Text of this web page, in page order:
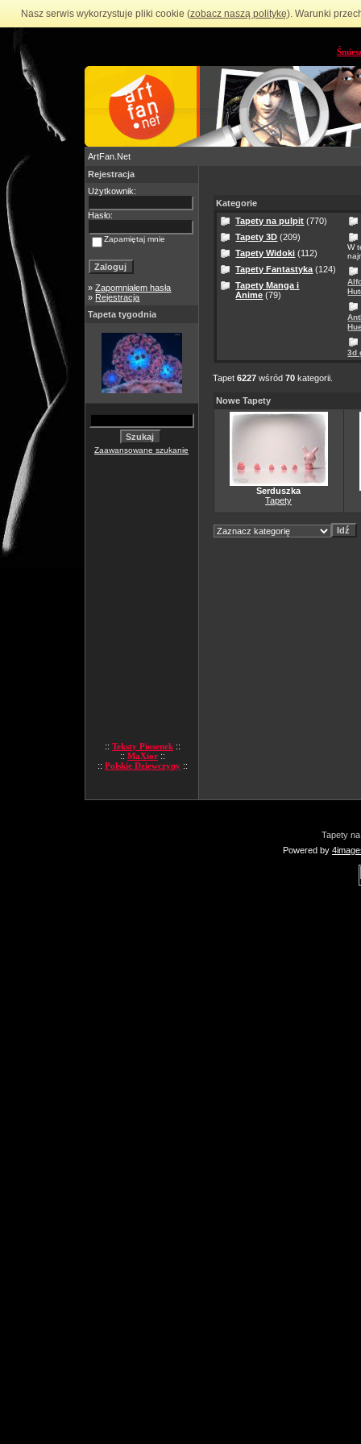
Nasz serwis wykorzystuje pliki cookie (zobacz naszą politykę). Warunki
ArtFan.Net
Rejestracja
Użytkownik:
Hasło:
Zapamiętaj mnie
»Zapomniałem hasła
» Rejestracja
Tapeta tygodnia
Zaawansowane szukanie
:: Teksty Piosenek ::
:: MaXior ::
:: Polskie Dziewczyny ::
Kategorie
Tapety na pulpit (770)
Tapety 3D (209)
Tapety Widoki (112)
Tapety Fantastyka (124)
Tapety Manga i
Anime (79)
W
3d
Tapet6227 wśród70 kategorii.
Nowe Tapety
Serduszka
Tapety
Tapety
Powered by